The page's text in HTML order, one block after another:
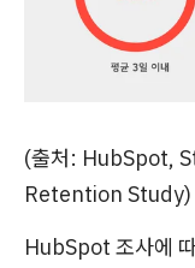
(출처: HubSpot,
Retention Study)
HubSpot 조사에